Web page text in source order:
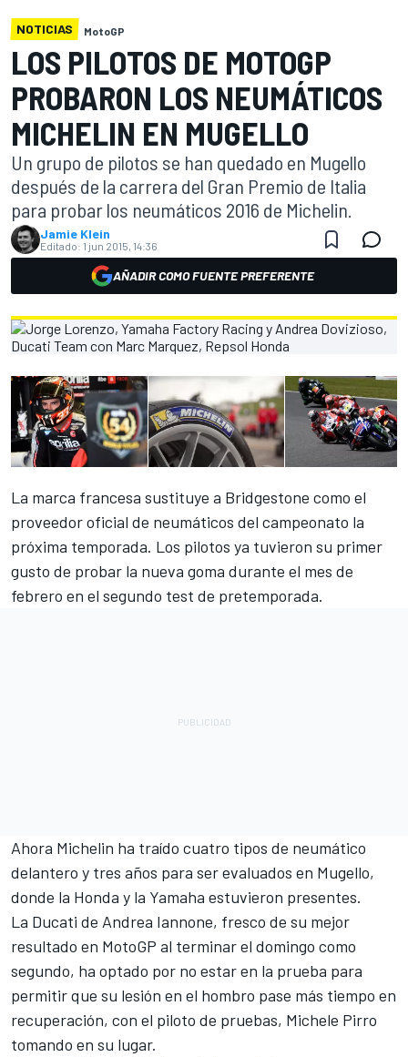
NOTICIAS MotoGP
LOS PILOTOS DE MOTOGP
PROBARON LOS NEUMÁTICOS
MICHELIN EN MUGELLO
Un grupo de pilotos se han quedado en Mugello
después de la carrera del Gran Premio de Italia
para probar los neumáticos 2016 de Michelin.
Jamie Klein
Editado: 1 jun 2015, 14:36
AÑADIR COMO FUENTE PREFERENTE
La marca francesa sustituye a Bridgestone como el
proveedor oficial de neumáticos del campeonato la
próxima temporada. Los pilotos ya tuvieron su primer
gusto de probar la nueva goma durante el mes de
febrero en el segundo test de pretemporada.
Ahora Michelin ha traído cuatro tipos de neumático
delantero y tres años para ser evaluados en Mugello,
donde la Honda y la Yamaha estuvieron presentes.
La Ducati de Andrea Iannone, fresco de su mejor
resultado en MotoGP al terminar el domingo como
segundo, ha optado por no estar en la prueba para
permitir que su lesión en el hombro pase más tiempo en
recuperación, con el piloto de pruebas, Michele Pirro
tomando en su lugar.